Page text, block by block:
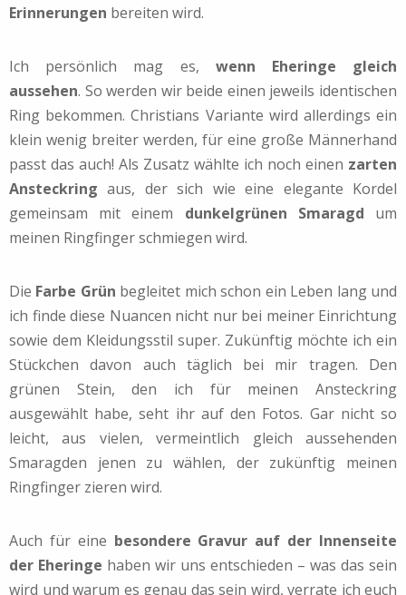
Erinnerungen bereiten wird.
Ich persönlich mag es, wenn Eheringe gleich
aussehen. So werden wir beide einen jeweils identischen
Ring bekommen. Christians Variante wird allerdings ein
klein wenig breiter werden, für eine große Männerhand
passt das auch! Als Zusatz wählte ich noch einen zarten
Ansteckringaus, der sich wie eine elegante Kordel
gemeinsam mit einem dunkelgrünen Smaragd um
meinen Ringfinger schmiegen wird.
Die Farbe Grün begleitet mich schon ein Leben lang und
ich finde diese Nuancen nicht nur bei meiner Einrichtung
sowie dem Kleidungsstil super. Zukünftig möchte ich ein
Stückchen davon auch täglich bei mir tragen. Den
grünen Stein, den ich für meinen Ansteckring
ausgewählt habe, seht ihr auf den Fotos. Gar nicht so
leicht, aus vielen, vermeintlich gleich aussehenden
Smaragden jenen zu wählen, der zukünftig meinen
Ringfinger zieren wird.
Auch für eine besondere Gravur auf der Innenseite
der Eheringe haben wir uns entschieden – was das sein
wird und warum es genau das sein wird, verrate ich euch